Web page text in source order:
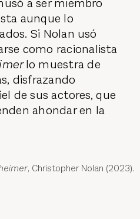
a ser miembro
aunque lo
Si Nolan usó
como racionalista
lo muestra de
disfrazando
de sus actores, que
ahondar en la
, Christopher Nolan (2023).